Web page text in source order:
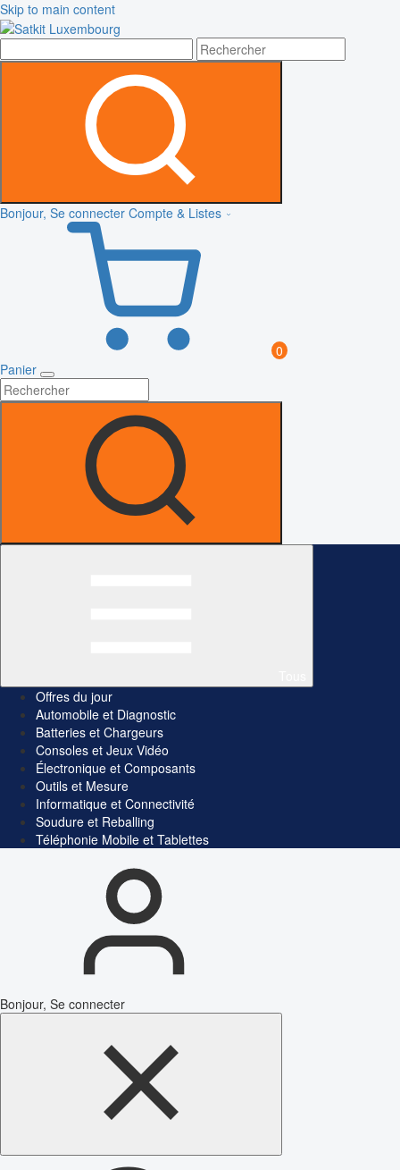
Skip to main content
Bonjour, Se connecter Compte & Listes
0
Panier
Offres du jour
Automobile et Diagnostic
Batteries et Chargeurs
Consoles et Jeux Vidéo
Électronique et Composants
Outils et Mesure
Informatique et Connectivité
Soudure et Reballing
Téléphonie Mobile et Tablettes
Bonjour, Se connecter